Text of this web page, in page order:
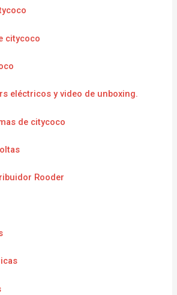
citycoco
eléctricos y video de unboxing.
de citycoco
Rooder